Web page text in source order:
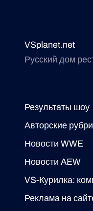
VSplanet.net
Русский дом
Результаты шоу
Авторские
Новости WWE
Новости AEW
VS-Курилка:
Реклама на